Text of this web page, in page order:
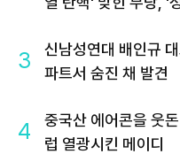
3
신남성연대 배인규
파트서 숨진 채 발견
4
중국산 에어콘을 웃
럽 열광시킨 메이디